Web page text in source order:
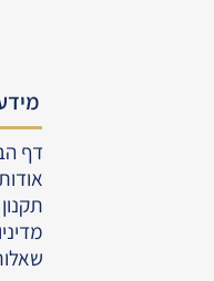
דף
תקנון